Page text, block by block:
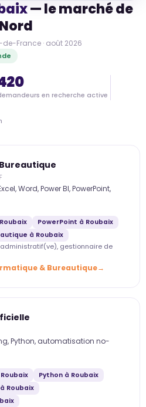
— le marché de
de-France · août 2026
en recherche active
Word, Power BI, PowerPoint,
PowerPoint à Roubaix
à Roubaix
gestionnaire de
& Bureautique
Python, automatisation no-
Python à Roubaix
Roubaix